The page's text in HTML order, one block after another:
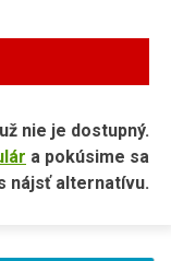
nie je dostupný.
a pokúsime sa
nájsť alternatívu.